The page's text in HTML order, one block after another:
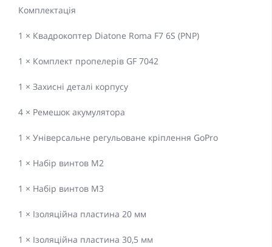
Комплектація
1 × Квадрокоптер Diatone Roma F7 6S (PNP)
1 × Комплект пропелерів GF 7042
1 × Захисні деталі корпусу
4 × Ремешок акумулятора
1 × Універсальне регульоване кріплення GoPro
1 × Набір винтов M2
1 × Набір винтов M3
1 × Ізоляційна пластина 20 мм
1 × Ізоляційна пластина 30,5 мм